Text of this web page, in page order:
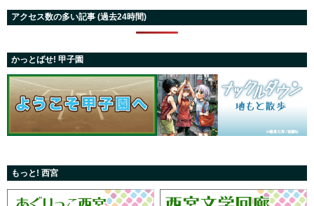
アクセス数の多い記事 (過去24時間)
かっとばせ! 甲子園
もっと! 西宮